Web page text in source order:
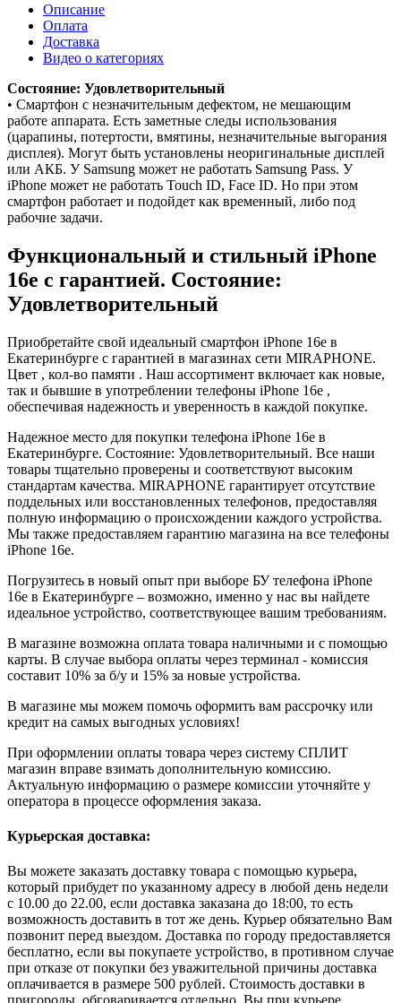
Описание
Оплата
Доставка
Видео о категориях
Состояние: Удовлетворительный
• Смартфон с незначительным дефектом, не мешающим
работе аппарата. Есть заметные следы использования
(царапины, потертости, вмятины, незначительные выгорания
дисплея). Могут быть установлены неоригинальные дисплей
или АКБ. У Samsung может не работать Samsung Pass. У
iPhone может не работать Touch ID, Face ID. Но при этом
смартфон работает и подойдет как временный, либо под
рабочие задачи.
Функциональный и стильный iPhone
16e с гарантией. Состояние:
Удовлетворительный
Приобретайте свой идеальный смартфон iPhone 16e в
Екатеринбурге с гарантией в магазинах сети MIRAPHONE.
Цвет , кол-во памяти . Наш ассортимент включает как новые,
так и бывшие в употреблении телефоны iPhone 16e ,
обеспечивая надежность и уверенность в каждой покупке.
Надежное место для покупки телефона iPhone 16e в
Екатеринбурге. Состояние: Удовлетворительный. Все наши
товары тщательно проверены и соответствуют высоким
стандартам качества. MIRAPHONE гарантирует отсутствие
поддельных или восстановленных телефонов, предоставляя
полную информацию о происхождении каждого устройства.
Мы также предоставляем гарантию магазина на все телефоны
iPhone 16e.
Погрузитесь в новый опыт при выборе БУ телефона iPhone
16e в Екатеринбурге – возможно, именно у нас вы найдете
идеальное устройство, соответствующее вашим требованиям.
В магазине возможна оплата товара наличными и с помощью
карты. В случае выбора оплаты через терминал - комиссия
составит 10% за б/у и 15% за новые устройства.
В магазине мы можем помочь оформить вам рассрочку или
кредит на самых выгодных условиях!
При оформлении оплаты товара через систему СПЛИТ
магазин вправе взимать дополнительную комиссию.
Актуальную информацию о размере комиссии уточняйте у
оператора в процессе оформления заказа.
Курьерская доставка:
Вы можете заказать доставку товара с помощью курьера,
который прибудет по указанному адресу в любой день недели
с 10.00 до 22.00, если доставка заказана до 18:00, то есть
возможность доставить в тот же день. Курьер обязательно Вам
позвонит перед выездом. Доставка по городу предоставляется
бесплатно, если вы покупаете устройство, в противном случае
при отказе от покупки без уважительной причины доставка
оплачивается в размере 500 рублей. Стоимость доставки в